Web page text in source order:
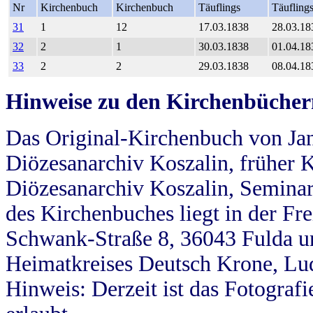
Nr
Kirchenbuch
Kirchenbuch
Täuflings
Täuflings
31
1 12 17.03.1838
32
2 1 30.03.1838
33
2 2 29.03.1838
Hinweise zu den
Das Original-Kirchenbuch von
Diözesanarchiv Koszalin, früher
Diözesanarchiv Koszalin,
des Kirchenbuches liegt in der
Schwank-Straße 8, 36043 Fulda
Heimatkreises Deutsch Krone,
Hinweis: Derzeit ist das